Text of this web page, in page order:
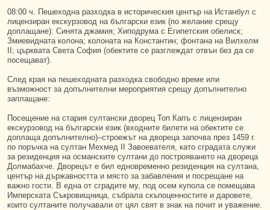
08:00 ч. Пешеходна разходка в историческия център на Истанбул с
лицензиран екскурзовод на български език (по желание срещу
доплащане): Синята джамия; Хиподрума с Египетския обелиск;
Змиевидната колона; колоната на Константин; фонтана на Вилхелм
II; църквата Света София (обектите се разглеждат отвън без да се
посещават).
След края на пешеходната разходка свободно време или
възможност за допълнителни мероприятия срещу допълнително
заплащане:
Посещение на стария султански дворец Топ Капъ с лицензиран
екскурзовод на български език (входните билети на обектите се
доплаща допълнително)–строежът на двореца започва през 1459 г.
по поръчка на султан Мехмед II Завоевателя, като сградата служи
за резиденция на османските султани до построяването на двореца
Долмабахче. Дворецът е бил едновременно резиденция на султана,
център на държавността и място за забавления и посрещане на
важно гости. В една от сградите му, под осем купола се помещава
Имперската Съкровищница, събрала скъпоценностите и даровете,
които султаните получавали от цял свят в знак на почит и уважение.